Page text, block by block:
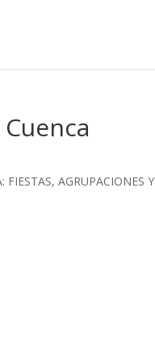
FIESTAS, AGRUPACIONES Y